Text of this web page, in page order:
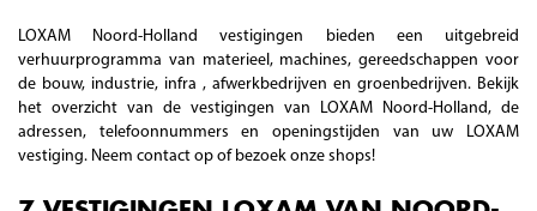
LOXAM Noord-Holland vestigingen bieden een uitgebreid
verhuurprogramma van materieel, machines, gereedschappen voor
de bouw, industrie, infra , afwerkbedrijven en groenbedrijven. Bekijk
het overzicht van de vestigingen van LOXAM Noord-Holland, de
adressen, telefoonnummers en openingstijden van uw LOXAM
vestiging. Neem contact op of bezoek onze shops!